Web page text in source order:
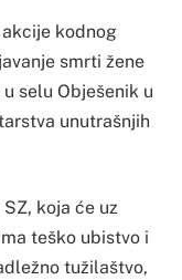
kodnog
smrti žene
selu Obješenik u
unutrašnjih
koja će uz
teško ubistvo i
tužilaštvo,